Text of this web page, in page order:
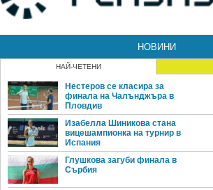
НОВИНИ
НАЙ-ЧЕТЕНИ
Нестеров се класира за
финала на Чалънджъра в
Пловдив
Изабелла Шиникова стана
вицешампионка на турнир в
Испания
Глушкова загуби финала в
Сърбия